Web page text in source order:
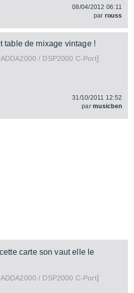
08/04/2012 06:11
par rouss
table de mixage vintage !
/ DSP2000 C-Port]
31/10/2011 12:52
parmusicben
cette carte son vaut elle le
/ DSP2000 C-Port]